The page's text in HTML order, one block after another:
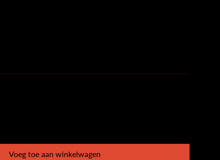
Voeg toe aan winkelwagen